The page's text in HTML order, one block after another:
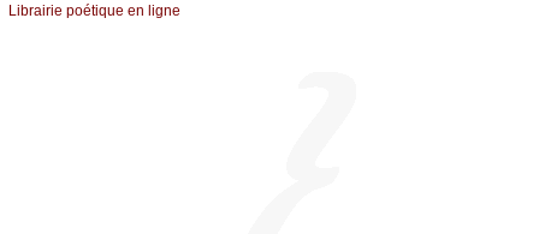
Librairiе pоétique en lignе